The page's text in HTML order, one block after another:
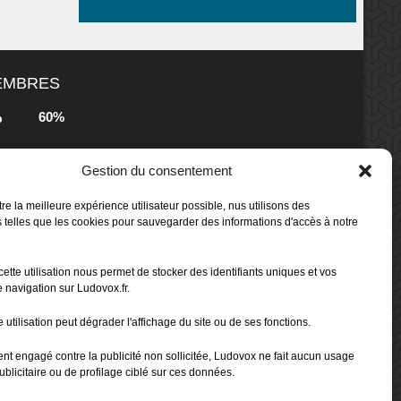
Gestion du consentement
la meilleure expérience utilisateur possible, nus utilisons des
telles que les cookies pour sauvegarder des informations d'accès à notre
utilisation nous permet de stocker des identifiants uniques et vos
navigation sur Ludovox.fr.
utilisation peut dégrader l'affichage du site ou de ses fonctions.
engagé contre la publicité non sollicitée, Ludovox ne fait aucun usage
ou de profilage ciblé sur ces données.
60%
-
-
80%
70%